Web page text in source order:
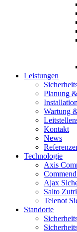
Leistungen
Planung
Wartung
Kontakt
News
Technologie
Axis
Ajax
Salto
Telenot
Standorte